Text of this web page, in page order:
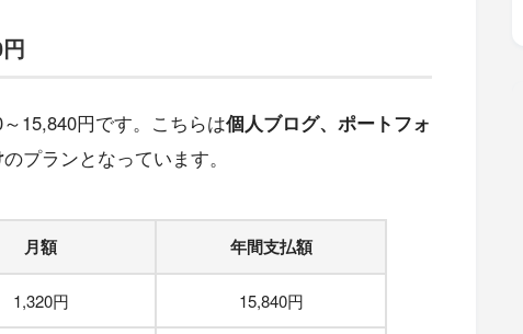
15,840円です。こちらは個人ブログ、ポートフォ
のプランとなっています。
月額 年間支払額
1,320円 15,840円